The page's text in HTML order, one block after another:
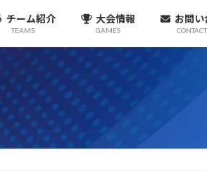
チーム紹介
TEAMS
大会情報
GAMES
お問い